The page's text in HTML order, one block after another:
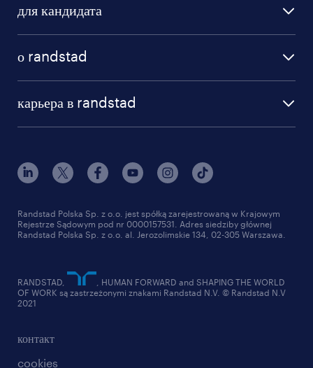
бонусы для работников
для кандидата
о randstad
институт исследований randstad
для медиа
для поставщиков
карьера в randstad
наш мир
работа в randstad
отправить резюме
контакт
cookies
Randstad Polska Sp. z o.o. jest spółką zarejestrowaną w Krajowym
Rejestrze Sądowym pod nr 0000157531. Adres siedziby głównej
Randstad Polska Sp. z o.o. al. Jerozolimskie 134, 02-305 Warszawa.
RANDSTAD,
, HUMAN FORWARD and SHAPING THE WORLD
OF WORK są zastrzeżonymi znakami Randstad N.V. © Randstad N.V
2021